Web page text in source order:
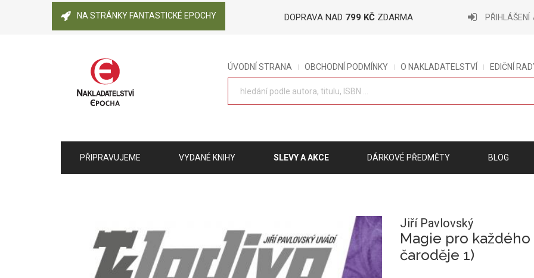
NA STRÁNKY FANTASTICKÉ EPOCHY DOPRAVA NAD 799 KČ ZDARMA PŘIHLÁŠENÍ
ÚVODNÍ STRANA OBCHODNÍ PODMÍNKY O NAKLADATELSTVÍ EDIČNÍ
PŘIPRAVUJEME VYDANÉ KNIHY SLEVY A AKCE DÁRKOVÉ PŘEDMĚTY BLOG
Jiří Pavlovský
Magie pro
čaroděje 1)